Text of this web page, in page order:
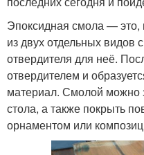
Эпоксидная смола — это,
из двух отдельных
отвердителя для неё.
отвердителем и
материал. Смолой можно
стола, а также покрыть
орнаментом или